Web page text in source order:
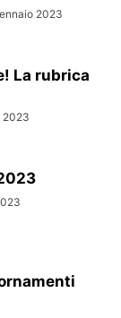
2023
La rubrica
2023